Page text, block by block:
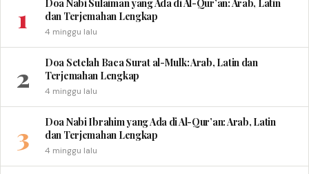
1
Doa Nabi Sulaiman yang Ada di Al-Qur’an: Arab, Latin
dan Terjemahan Lengkap
4 minggu lalu
2
Doa Setelah Baca Surat al-Mulk: Arab, Latin dan
Terjemahan Lengkap
4 minggu lalu
3
Doa Nabi Ibrahim yang Ada di Al-Qur’an: Arab, Latin
dan Terjemahan Lengkap
4 minggu lalu